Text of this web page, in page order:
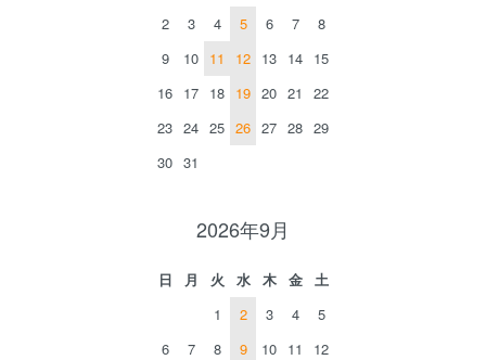
2
3 4 5 6 7
8
9
10 11 12 13 14 15
16 17 18 19 20 21
22
23 24 25 26 27 28 29
30 31
2026年9月
日 月 火 水 木 金
土
1
2 3 4
5
6
7 8 9 10 11
12